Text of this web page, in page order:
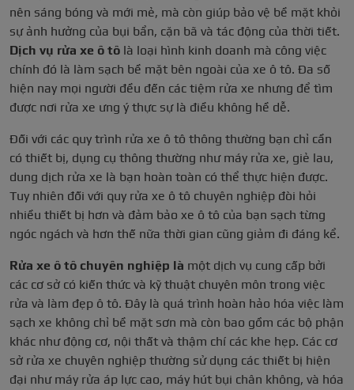
nên sáng bóng và mới mẻ, mà còn giúp bảo vệ bề mặt khỏi
sự ảnh hưởng của bụi bẩn, cặn bã và tác động của thời tiết.
Dịch vụ rửa xe ô tô là loại hình kinh doanh mà công việc
chính đó là làm sạch bề mặt bên ngoài của xe ô tô. Đa số
hiện nay mọi người đều đến các tiệm rửa xe nhưng để tìm
được nơi rửa xe ưng ý thực sự là điều không hề dễ.
Đối với các quy trình rửa xe ô tô thông thường bạn chỉ cần
có thiết bị, dụng cụ thông thường như máy rửa xe, giẻ lau,
dung dịch rửa xe là bạn hoàn toàn có thể thực hiện được.
Tuy nhiên đối với quy rửa xe ô tô chuyên nghiệp đòi hỏi
nhiều thiết bị hơn và đảm bảo xe ô tô của bạn sạch từng
ngóc ngách và hơn thế nữa thời gian cũng giảm đi đáng kể.
Rửa xe ô tô chuyên nghiệp là một dịch vụ cung cấp bởi
các cơ sở có kiến thức và kỹ thuật chuyên môn trong việc
rửa và làm đẹp ô tô. Đây là quá trình hoàn hảo hóa việc làm
sạch xe không chỉ bề mặt sơn mà còn bao gồm các bộ phận
khác như động cơ, nội thất và thậm chí các khe hẹp. Các cơ
sở rửa xe chuyên nghiệp thường sử dụng các thiết bị hiện
đại như máy rửa áp lực cao, máy hút bụi chân không, và hóa